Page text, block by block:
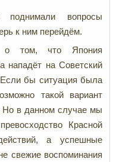
поднимали вопросы
к ним перейдём.
о том, что Япония
нападёт на Советский
бы ситуация была
такой вариант
Но в данном случае мы
Красной
а успешные
свежие воспоминания